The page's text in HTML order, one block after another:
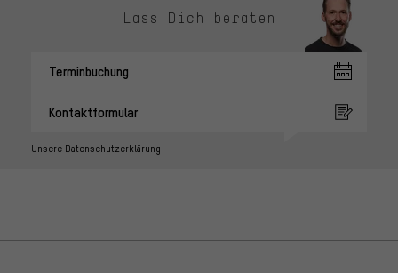
Lass Dich beraten
Terminbuchung
Kontaktformular
Unsere Datenschutzerklärung